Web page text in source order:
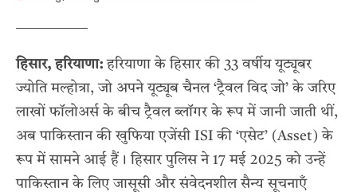
हिसार, हरियाणा: हरियाणा के हिसार की 33 वर्षीय यूट्यूबर
ज्योति मल्होत्रा, जो अपने यूट्यूब चैनल ‘ट्रैवल विद जो’ के जरिए
लाखों फॉलोअर्स के बीच ट्रैवल ब्लॉगर के रूप में जानी जाती थीं,
अब पाकिस्तान की खुफिया एजेंसी ISI की ‘एसेट’ (Asset) के
रूप में सामने आई हैं। हिसार पुलिस ने 17 मई 2025 को उन्हें
पाकिस्तान के लिए जासूसी और संवेदनशील सैन्य सूचनाएँ